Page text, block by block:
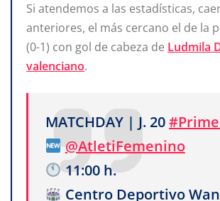
Si atendemos a las estadísticas,
anteriores, el más cercano el de la
(0-1) con gol de cabeza de Ludmila
valenciano.
MATCHDAY | J. 20
@AtletiFemenino
11:00 h.
Centro Deportivo